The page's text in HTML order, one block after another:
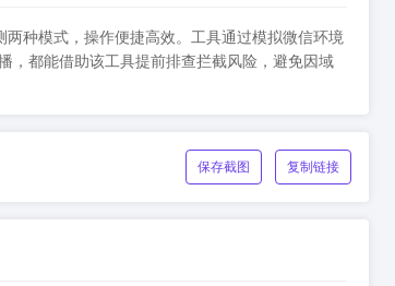
种模式，操作便捷高效。工具通过模拟微信环境
，都能借助该工具提前排查拦截风险，避免因域
保存截图 复制链接